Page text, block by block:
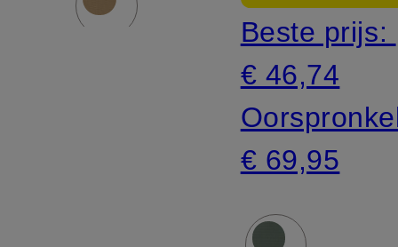
Beste prijs:
€ 46,74
€ 69,95